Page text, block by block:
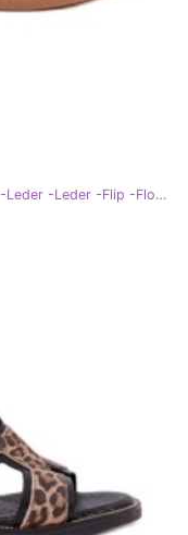
Zazoo Elegante flache Flops -Leder -Hoch -Leder -Leder -Flip -Flops braun